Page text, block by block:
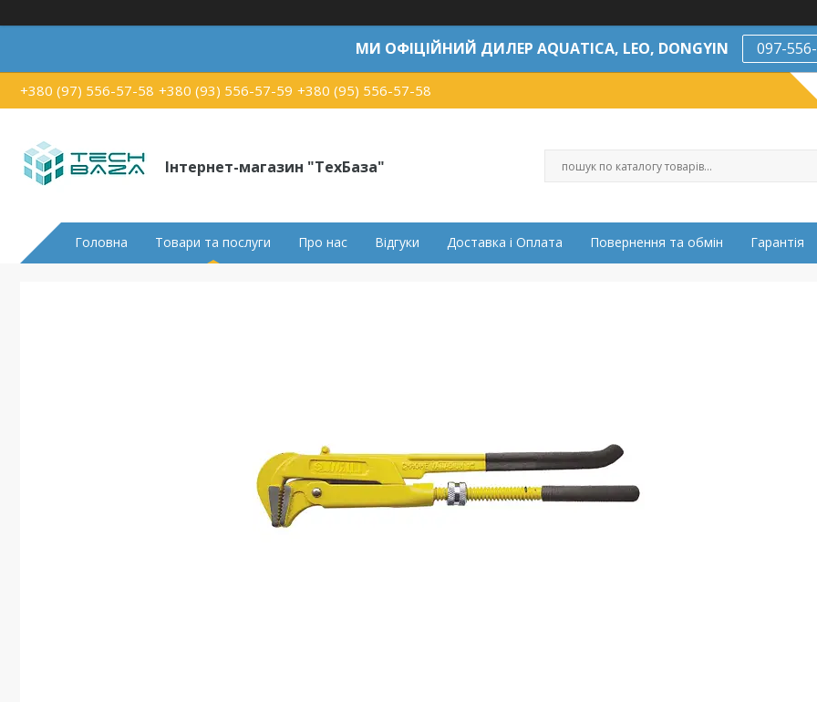
МИ ОФІЦІЙНИЙ ДИЛЕР AQUATICA, LEO, DONGYIN 097-
+380 (97) 556-57-58 +380 (93) 556-57-59 +380 (95) 556-57-58
Інтернет-магазин "ТехБаза"
Головна Товари та послуги Про нас Відгуки Доставка і Оплата Повернення та обмін Гарантія